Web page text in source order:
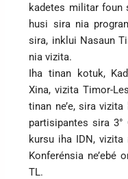
kadetes militar foun
husi sira nia
sira, inklui Nasaun
nia vizita.
Iha tinan kotuk,
Xina, vizita Timor-
tinan ne’e, sira
partisipantes sira
kursu iha IDN,
Konferénsia ne’ebé
TL.